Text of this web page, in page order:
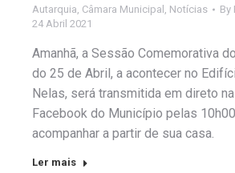
Autarquia Câmara Municipal Notícias By
24 Abril 2021
Amanhã, a Sessão Comemorativa
do 25 de Abril, a acontecer no
Nelas, será transmitida em direto
Facebook do Município pelas
acompanhar a partir de sua casa.
Ler mais